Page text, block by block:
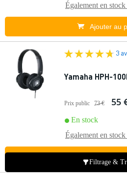
Également en stock
Ajouter au
3
Yamaha HPH-
Prix public 73 € 55
En stock
Également en stock
Ajouter au
Filtrage &